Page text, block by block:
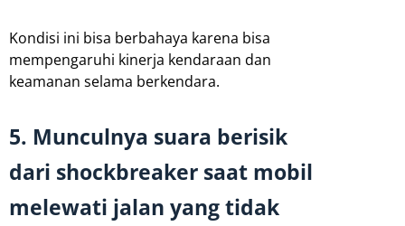
Kondisi ini bisa berbahaya karena bisa
mempengaruhi kinerja kendaraan dan
keamanan selama berkendara.
5. Munculnya suara berisik
dari shockbreaker saat mobil
melewati jalan yang tidak